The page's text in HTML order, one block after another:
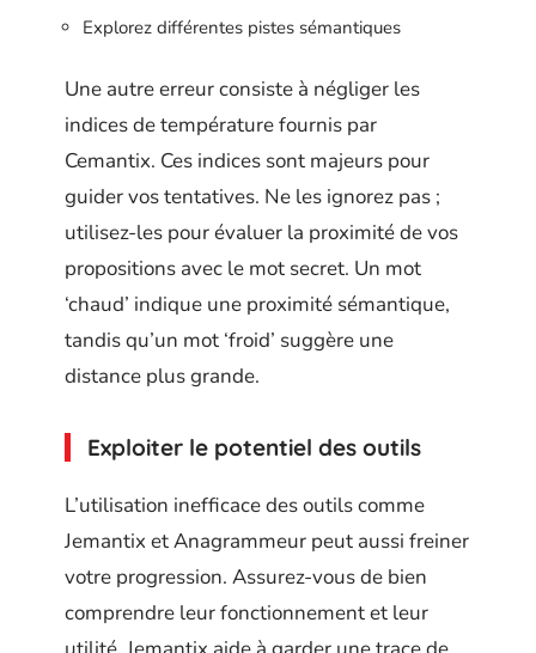
Explorez différentes pistes sémantiques
Une autre erreur consiste à négliger les
indices de température fournis par
Cemantix. Ces indices sont majeurs pour
guider vos tentatives. Ne les ignorez pas ;
utilisez-les pour évaluer la proximité de vos
propositions avec le mot secret. Un mot
‘chaud’ indique une proximité sémantique,
tandis qu’un mot ‘froid’ suggère une
distance plus grande.
Exploiter le potentiel des outils
L’utilisation inefficace des outils comme
Jemantix et Anagrammeur peut aussi freiner
votre progression. Assurez-vous de bien
comprendre leur fonctionnement et leur